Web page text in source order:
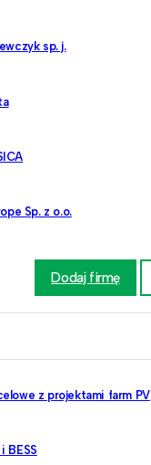
sp. j.
Sp. z o.o.
Dodaj firmę
z projektami farm PV
BESS